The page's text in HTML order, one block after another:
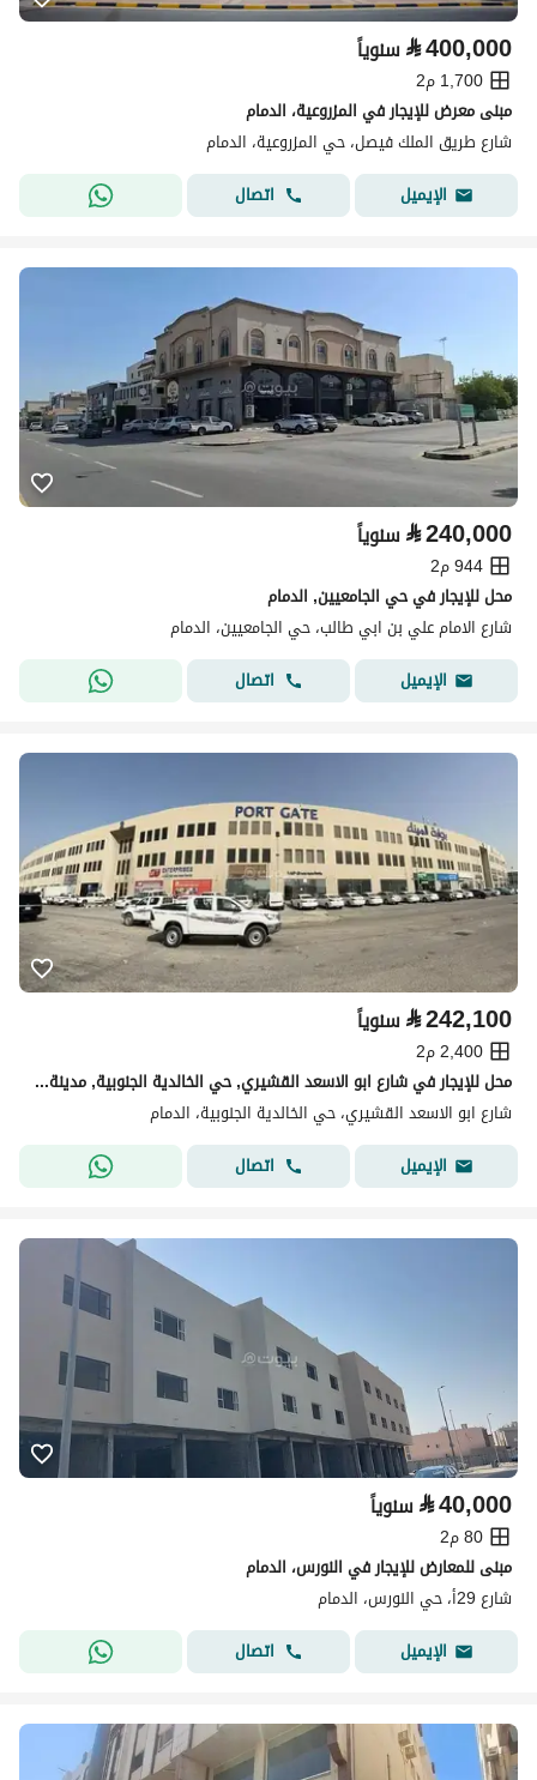
⃁400,000 سنوياً
1,700 م2
مبنى معرض للإيجار في المزروعية، الدمام
شارع طريق الملك فيصل، حي المزروعية، الدمام
الإيميل
اتصال
⃁240,000 سنوياً
944 م2
محل للإيجار في حي الجامعيين, الدمام
شارع الامام علي بن ابي طالب، حي الجامعيين، الدمام
الإيميل
اتصال
⃁242,100 سنوياً
2,400 م2
محل للإيجار في شارع ابو الاسعد القشيري, حي الخالدية الجنوبية, مدينة الدمام, المنطقة الشرقية
شارع ابو الاسعد القشيري، حي الخالدية الجنوبية، الدمام
الإيميل
اتصال
⃁40,000 سنوياً
80 م2
مبنى للمعارض للإيجار في النورس، الدمام
شارع 29أ، حي النورس، الدمام
الإيميل
اتصال